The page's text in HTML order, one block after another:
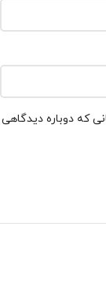
که دوباره دیدگاهی